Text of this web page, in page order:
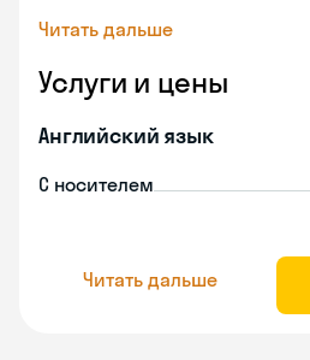
Читать дальше
Услуги и цены
Английский язык
С носителем
Читать дальше